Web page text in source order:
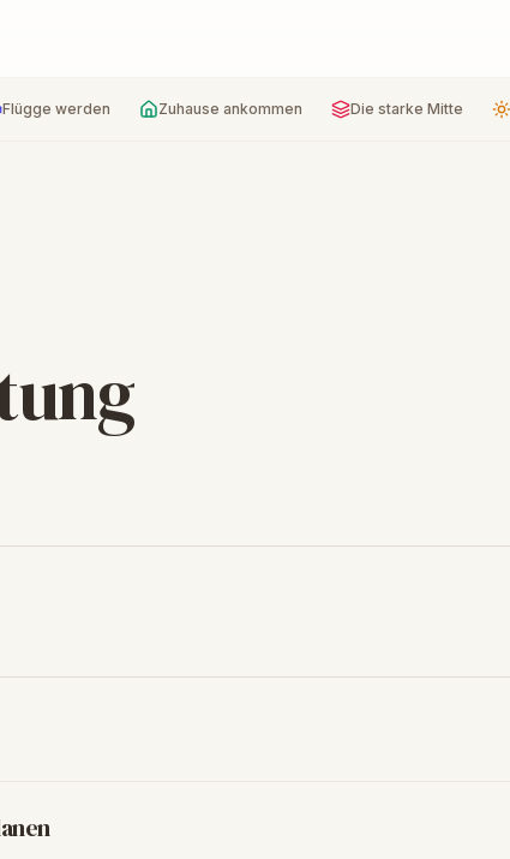
Flügge werden Zuhause ankommen Die starke Mitte